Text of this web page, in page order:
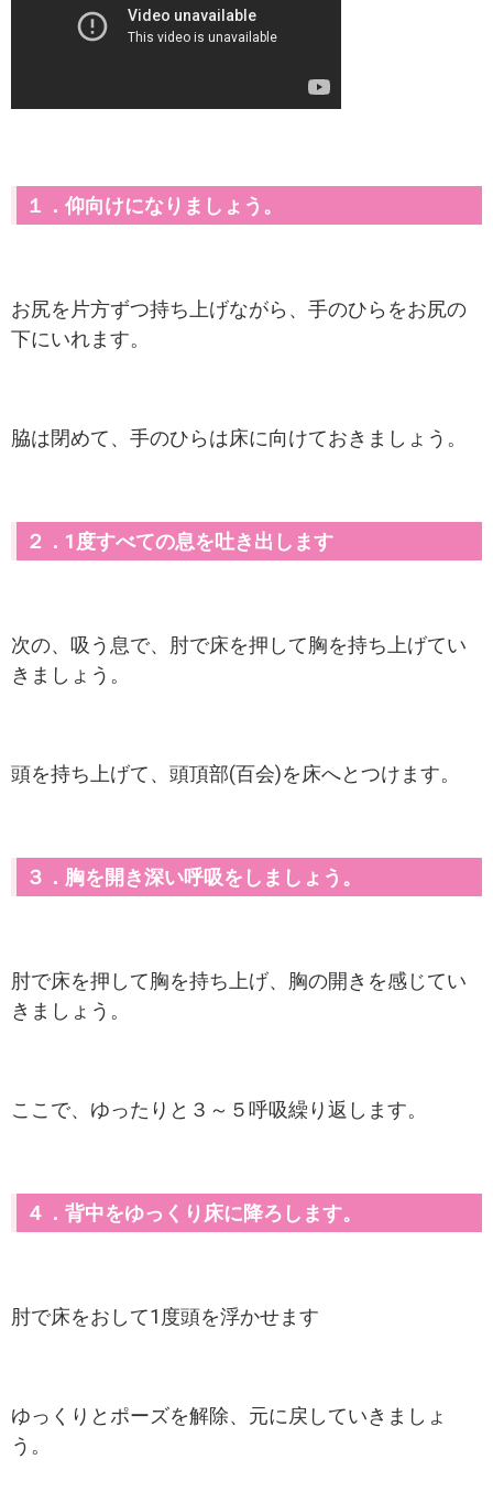
１．仰向けになりましょう。
お尻を片方ずつ持ち上げながら、手のひらをお尻の
下にいれます。
脇は閉めて、手のひらは床に向けておきましょう。
２．1度すべての息を吐き出します
次の、吸う息で、肘で床を押して胸を持ち上げてい
きましょう。
頭を持ち上げて、頭頂部(百会)を床へとつけます。
３．胸を開き深い呼吸をしましょう。
肘で床を押して胸を持ち上げ、胸の開きを感じてい
きましょう。
ここで、ゆったりと３～５呼吸繰り返します。
４．背中をゆっくり床に降ろします。
肘で床をおして1度頭を浮かせます
ゆっくりとポーズを解除、元に戻していきましょ
う。